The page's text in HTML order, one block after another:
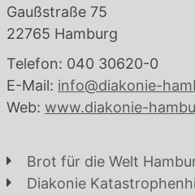
Gaußstraße 75
22765 Hamburg
Telefon: 040 30620-0
E-Mail: info@diakonie-
Web: www.diakonie-
Brot für die Welt
Diakonie